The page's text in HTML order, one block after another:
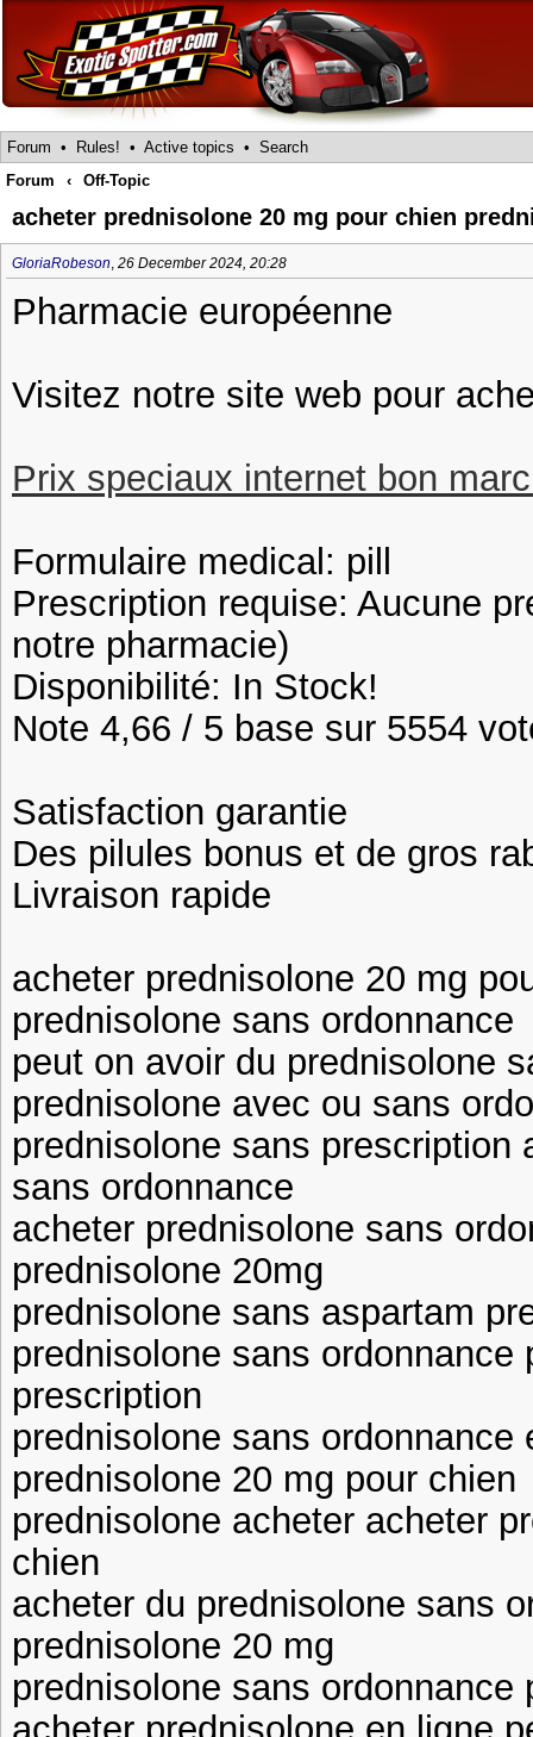
Forum • Rules! • Active topics • Search
Forum
‹ Off-Topic
acheter prednisolone 20 mg pour chien
GloriaRobeson, 26 December 2024, 20:28
Pharmacie européenne
Visitez notre site web pour
Prix speciaux internet bon
Formulaire medical: pill
Prescription requise: Aucune
notre pharmacie)
Disponibilité: In Stock!
Note 4,66 / 5 base sur 5554
Satisfaction garantie
Des pilules bonus et de gros
Livraison rapide
acheter prednisolone 20 mg
prednisolone sans ordonnance
peut on avoir du prednisolone
prednisolone avec ou sans
prednisolone sans prescription
sans ordonnance
acheter prednisolone sans
prednisolone 20mg
prednisolone sans aspartam
prednisolone sans ordonnance
prescription
prednisolone sans ordonnance
prednisolone 20 mg pour chien
prednisolone acheter acheter
chien
acheter du prednisolone sans
prednisolone 20 mg
prednisolone sans ordonnance
acheter prednisolone en ligne